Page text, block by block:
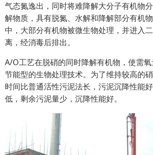
气态氮逸出，同时将难降解大分子有机物
解物质，具有脱氮、水解和降解部分有机
中，大部分有机物被微生物处理，并进入
离，经消毒后排出。
A/O工艺在脱硝的同时降解有机物，使需
节能型的生物处理技术。为了维持较高的
时间比普通活性污泥法长，污泥沉降性能
低，剩余污泥量少，沉降性能好。